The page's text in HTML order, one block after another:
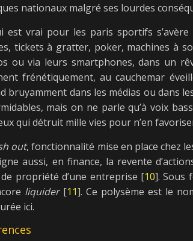
nationaux malgré ses lourdes
est vrai pour les paris sportifs s’avère
tickets à gratter, poker, machines à
ou via leurs smartphones, dans un
frénétiquement, au cauchemar
bruyamment dans les médias ou dans
mais on ne parle qu’à voix
qui détruit mille vies pour n’en
out, fonctionnalité mise en place chez
aussi, en finance, la revente
propriété d’une entreprise [10]. Sous
liquider[11]. Ce polysème est le
ici.